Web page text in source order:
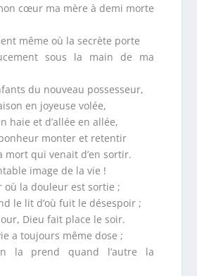
cœur ma mère à demi morte
même où la secrète porte
sous la main de ma
du nouveau possesseur,
en joyeuse volée,
haie et d’allée en allée,
monter et retentir
mort qui venait d’en sortir.
image de la vie !
où la douleur est sortie ;
le lit d’où fuit le désespoir ;
Dieu fait place le soir.
a toujours même dose ;
la prend quand l’autre la